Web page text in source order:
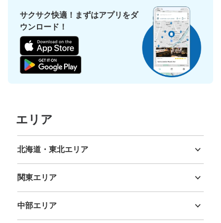
大阪地下鉄（メトロ）四ツ橋線なんば駅北
改札口改札外コインロッカー③
大阪メトロ四ツ橋線なんば駅駅から徒歩分
本日の営業時間:06:00
北改札口正面突き当たり。コンビニが横にある。 現金の
み使用
保管できる荷物数
支払い方法
現金
サクサク快適！まずはアプリをダ
ウンロード！
エリア
北海道・東北エリア
関東エリア
中部エリア